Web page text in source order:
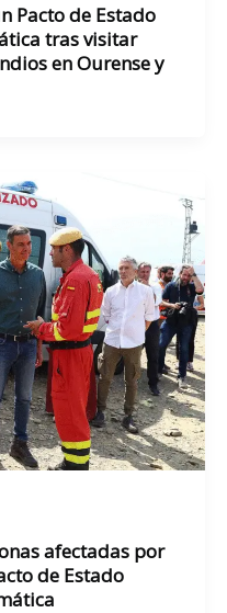
Pacto de Estado
tras visitar
en Ourense y
afectadas por
de Estado